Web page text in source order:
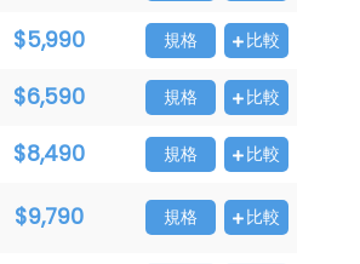
$5,990 規格 比較
$6,590 規格 比較
$8,490 規格 比較
$9,790 規格 比較